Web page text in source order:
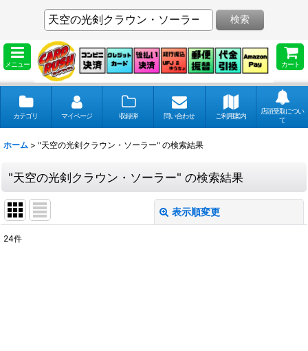
メニュー カート
検索
カテゴリ マイページ 収録弾 問い合わせ ご利用案内
店頭受取につい
て
ホーム > "天空の光剣クラウン・ソーラー" の検索結果
"天空の光剣クラウン・ソーラー" の検索結果
表示順変更
24件